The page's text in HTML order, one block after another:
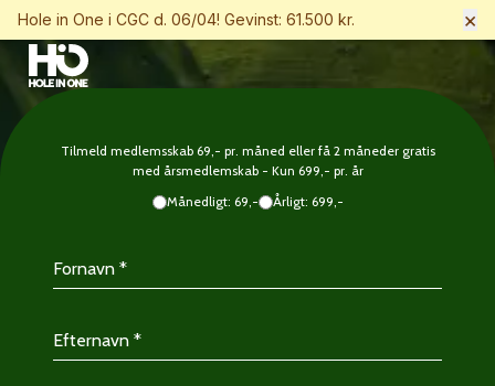
Hole in One i CGC d. 06/04! Gevinst: 61.500 kr. ×
Tilmeld medlemsskab 69,- pr. måned eller få 2 måneder gratis
med årsmedlemskab - Kun 699,- pr. år
Månedligt: 69,-
Årligt: 699,-